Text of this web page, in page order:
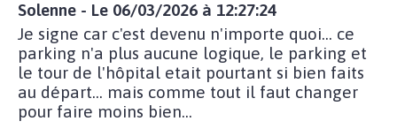
Solenne - Le 06/03/2026 à 12:27:24
Je signe car c'est devenu n'importe quoi... ce
parking n'a plus aucune logique, le parking et
le tour de l'hôpital etait pourtant si bien faits
au départ... mais comme tout il faut changer
pour faire moins bien...